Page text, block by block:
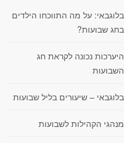
בלוגבאי: על מה התווכחו הילדים
בחג שבועות?
היערכות נכונה לקראת חג
השבועות
בלוגבאי – שיעורים בליל שבועות
מנהגי הקהילות לשבועות